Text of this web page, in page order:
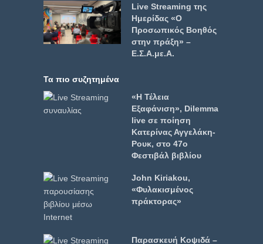
Live Streaming της
Ημερίδας «Ο
Προσωπικός Βοηθός
στην πράξη» –
Ε.Σ.Α.με.Α.
Τα πιο συζητημένα
«Η Τέλεια
Εξαφάνιση», Dilemma
live σε ποίηση
Κατερίνας Αγγελάκη-
Ρουκ, στο 47ο
Φεστιβάλ βιβλίου
John Kiriakou,
«Φυλακισμένος
πράκτορας»
Παρασκευή Κοψιδά –